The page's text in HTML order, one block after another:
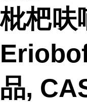
枇杷呋
品,